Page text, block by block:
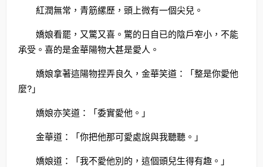
紅潤無常，青筋縲歷，頭上微有一個尖兒。
嬌娘看罷，又驚又喜。驚的日自已的陰戶窄小，不能
承受。喜的是金華陽物大甚是愛人。
嬌娘拿著這陽物捏弄良久，金華笑道：「整是你愛他
麼?」
嬌娘亦笑道：「委實愛他。」
金華道：「你把他那可愛處說與我聽聽。」
嬌娘道：「我不愛他別的，這個頭兒生得有趣。」